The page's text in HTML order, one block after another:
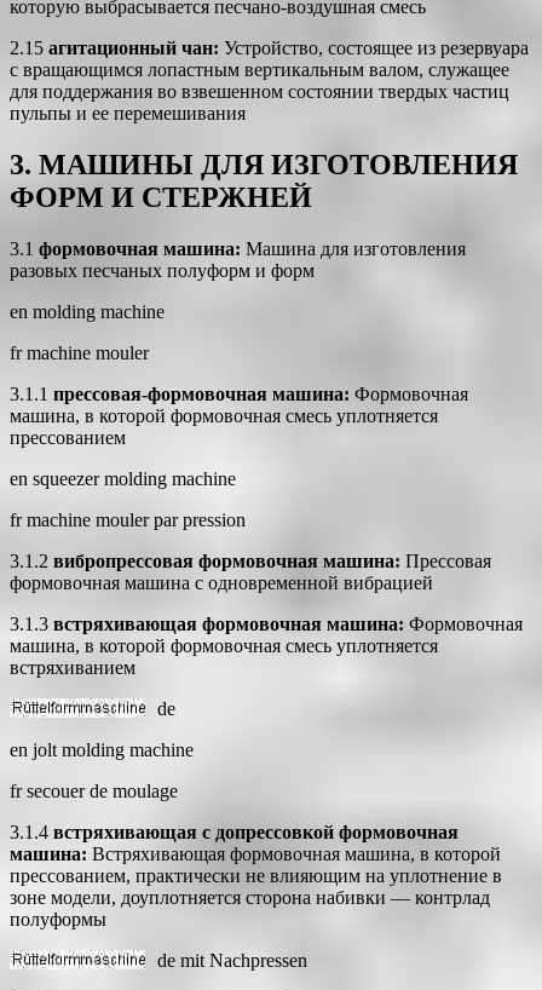
которую выбрасывается песчано-воздушная смесь
2.15 агитационный чан: Устройство, состоящее из резервуара
с вращающимся лопастным вертикальным валом, служащее
для поддержания во взвешенном состоянии твердых частиц
пульпы и ее перемешивания
3. МАШИНЫ ДЛЯ ИЗГОТОВЛЕНИЯ
ФОРМ И СТЕРЖНЕЙ
3.1 формовочная машина: Машина для изготовления
разовых песчаных полуформ и форм
en molding machine
fr machine mouler
3.1.1 прессовая-формовочная машина: Формовочная
машина, в которой формовочная смесь уплотняется
прессованием
en squeezer molding machine
fr machine mouler par pression
3.1.2 вибропрессовая формовочная машина: Прессовая
формовочная машина с одновременной вибрацией
3.1.3 встряхивающая формовочная машина: Формовочная
машина, в которой формовочная смесь уплотняется
встряхиванием
de
en jolt molding machine
fr secouer de moulage
3.1.4 встряхивающая с допрессовкой формовочная
машина: Встряхивающая формовочная машина, в которой
прессованием, практически не влияющим на уплотнение в
зоне модели, доуплотняется сторона набивки — контрлад
полуформы
de mit Nachpressen